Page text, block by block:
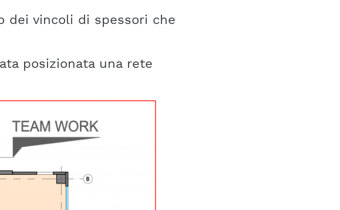
dei vincoli di spessori che
posizionata una rete